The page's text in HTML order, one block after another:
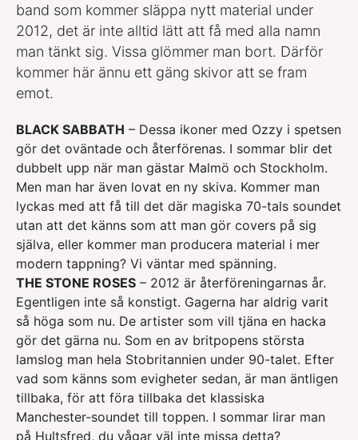
band som kommer släppa nytt material under
2012, det är inte alltid lätt att få med alla namn
man tänkt sig. Vissa glömmer man bort. Därför
kommer här ännu ett gäng skivor att se fram
emot.
BLACK SABBATH – Dessa ikoner med Ozzy i spetsen
gör det oväntade och återförenas. I sommar blir det
dubbelt upp när man gästar Malmö och Stockholm.
Men man har även lovat en ny skiva. Kommer man
lyckas med att få till det där magiska 70-tals soundet
utan att det känns som att man gör covers på sig
själva, eller kommer man producera material i mer
modern tappning? Vi väntar med spänning.
THE STONE ROSES – 2012 är återföreningarnas år.
Egentligen inte så konstigt. Gagerna har aldrig varit
så höga som nu. De artister som vill tjäna en hacka
gör det gärna nu. Som en av britpopens största
lamslog man hela Stobritannien under 90-talet. Efter
vad som känns som evigheter sedan, är man äntligen
tillbaka, för att föra tillbaka det klassiska
Manchester-soundet till toppen. I sommar lirar man
på Hultsfred, du vågar väl inte missa detta?